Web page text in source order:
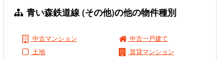
青い森鉄道線 (その他)の他の物件種別
中古マンション
中古一戸建て
土地
賃貸マンション